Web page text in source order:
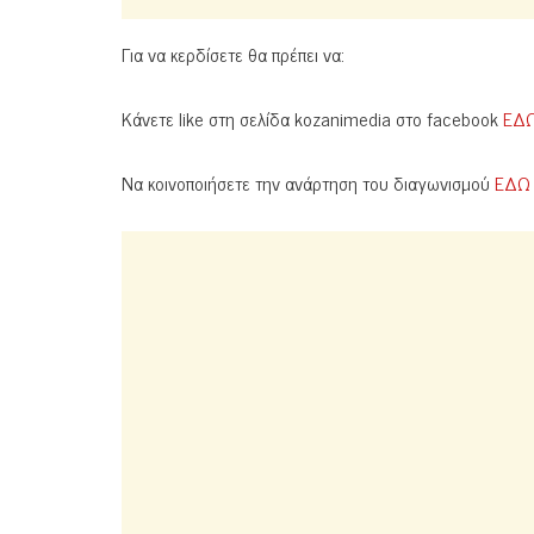
Για να κερδίσετε θα πρέπει να:
Κάνετε like στη σελίδα kozanimedia στο facebook
Να κοινοποιήσετε την ανάρτηση του διαγωνισμούΕΔΩ